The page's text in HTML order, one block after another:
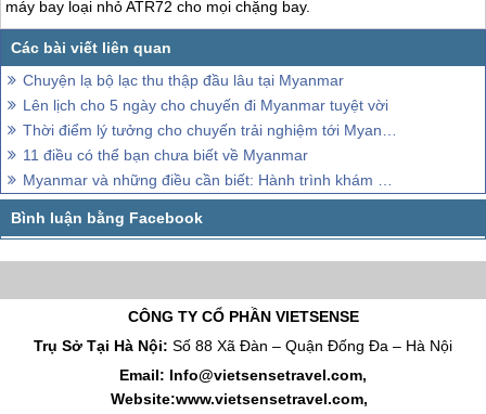
máy bay loại nhỏ ATR72 cho mọi chặng bay.
Chuyện lạ bộ lạc thu thập đầu lâu tại Myanmar
Lên lịch cho 5 ngày cho chuyến đi Myanmar tuyệt vời
Thời điểm lý tưởng cho chuyến trải nghiệm tới Myanmar
11 điều có thể bạn chưa biết về Myanmar
Myanmar và những điều cần biết: Hành trình khám phá văn hóa và lịch sử đất nước Phật giáo
CÔNG TY CỔ PHẦN VIETSENSE
Trụ Sở Tại Hà Nội: Số 88 Xã Đàn – Quận Đống Đa – Hà Nội
Email: Info@vietsensetravel.com,
Website:www.vietsensetravel.com,